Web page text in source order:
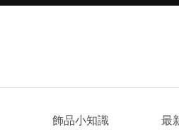
飾品小知識 最